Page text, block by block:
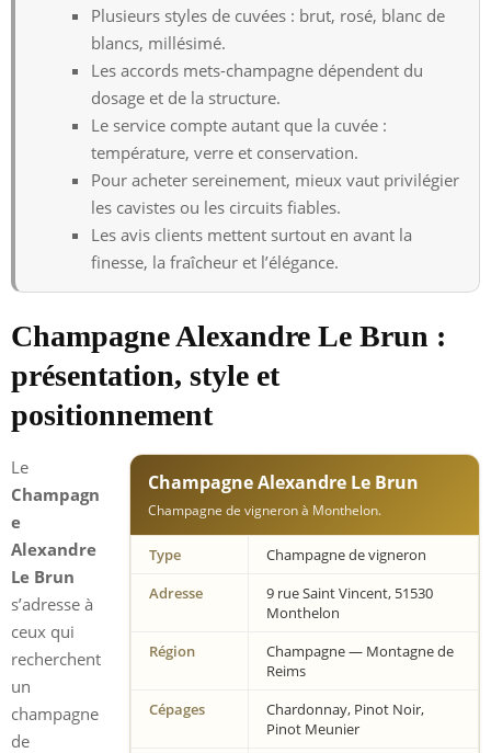
Plusieurs styles de cuvées : brut, rosé, blanc de
blancs, millésimé.
Les accords mets-champagne dépendent du
dosage et de la structure.
Le service compte autant que la cuvée :
température, verre et conservation.
Pour acheter sereinement, mieux vaut privilégier
les cavistes ou les circuits fiables.
Les avis clients mettent surtout en avant la
finesse, la fraîcheur et l’élégance.
Champagne Alexandre Le Brun :
présentation, style et
positionnement
Champagne Alexandre Le Brun
Champagne de vigneron à Monthelon.
Type
Champagne de vigneron
Adresse
9 rue Saint Vincent, 51530
Monthelon
Région
Champagne — Montagne de
Reims
Cépages
Chardonnay, Pinot Noir,
Pinot Meunier
Le
Champagn
e
Alexandre
Le Brun
s’adresse à
ceux qui
recherchent
un
champagne
de